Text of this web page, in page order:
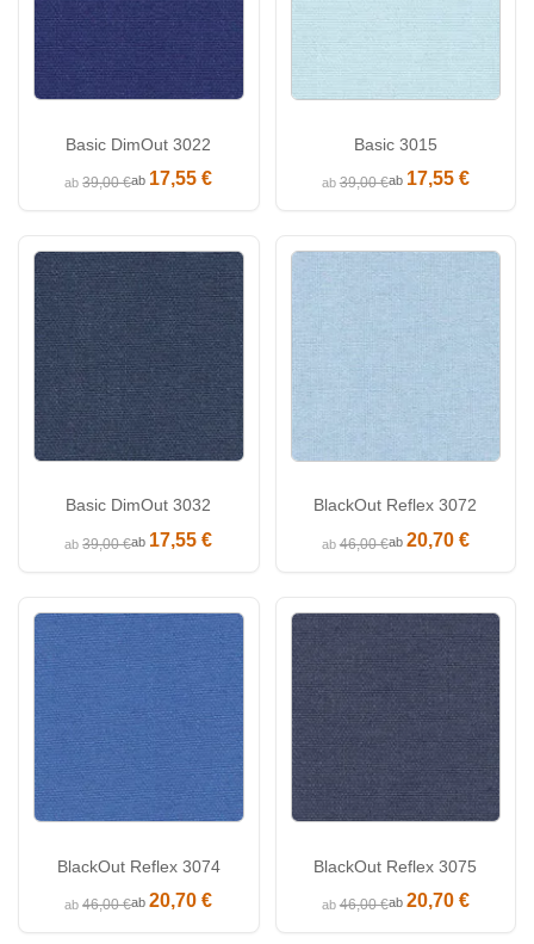
Basic DimOut 3022
ab39,00 €ab 17,55 €
Basic 3015
ab39,00 €ab 17,55 €
Basic DimOut 3032
ab39,00 €ab 17,55 €
BlackOut Reflex 3072
ab46,00 €ab 20,70 €
BlackOut Reflex 3074
ab46,00 €ab20,70 €
BlackOut Reflex 3075
ab46,00 €ab 20,70 €